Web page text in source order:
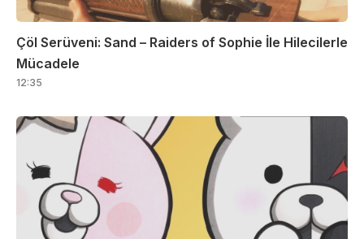
Çöl Serüveni: Sand – Raiders of Sophie İle Hilecilerle
Mücadele
12:35